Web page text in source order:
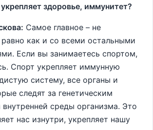
здоровье, иммунитет?
Самое главное – не
как и со всеми остальными
Если вы занимаетесь спортом,
Спорт укрепляет иммунную
систему, все органы и
следят за генетическим
внутренней среды организма. Это
нас изнутри, укрепляет нашу